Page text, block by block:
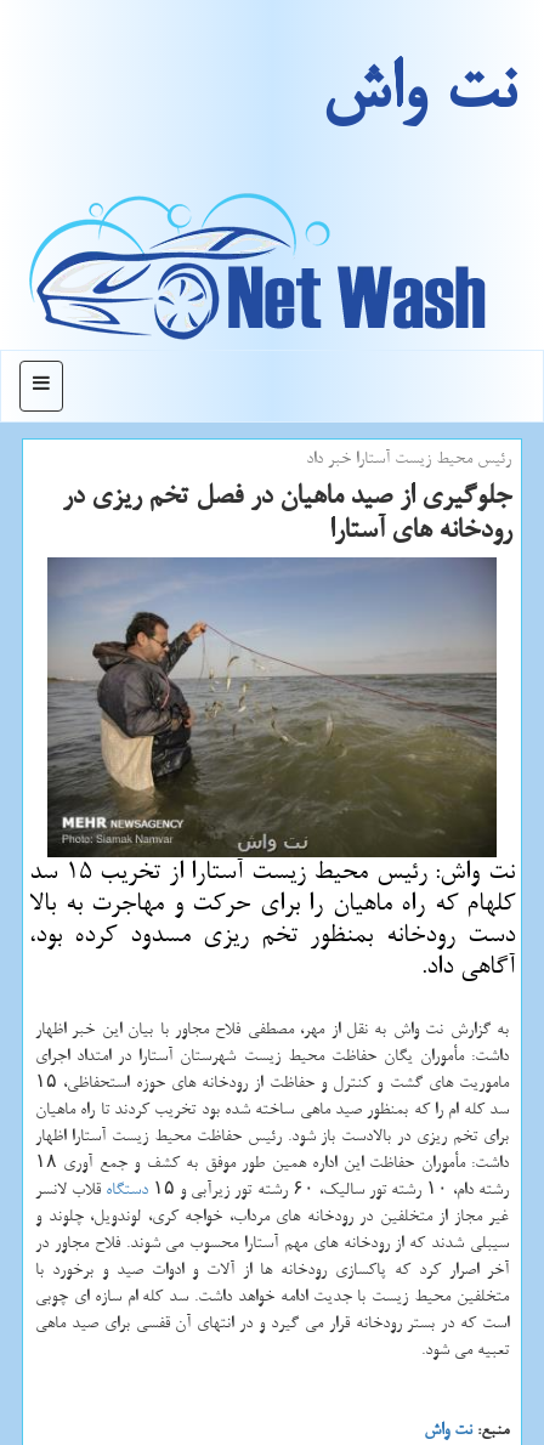
نت واش
منو
رئیس محیط زیست آستارا خبر داد
جلوگیری از صید ماهیان در فصل تخم ریزی در
رودخانه های آستارا
نت واش: رئیس محیط زیست آستارا از تخریب 15 سد
كلهام كه راه ماهیان را برای حركت و مهاجرت به بالا
دست رودخانه بمنظور تخم ریزی مسدود كرده بود،
آگاهی داد.
به گزارش نت واش به نقل از مهر، مصطفی فلاح مجاور با بیان این خبر اظهار
داشت: مأموران یگان حفاظت محیط زیست شهرستان آستارا در امتداد اجرای
ماموریت های گشت و كنترل و حفاظت از رودخانه های حوزه استحفاظی، ۱۵
سد كله ام را كه بمنظور صید ماهی ساخته شده بود تخریب كردند تا راه ماهیان
برای تخم ریزی در بالادست باز شود. رئیس حفاظت محیط زیست آستارا اظهار
داشت: مأموران حفاظت این اداره همین طور موفق به كشف و جمع آوری ۱۸
رشته دام، ۱۰ رشته تور سالیك، ۶۰ رشته تور زیرآبی و ۱۵
دستگاه قلاب لانسر
غیر مجاز از متخلفین در رودخانه های مرداب، خواجه كری، لوندویل، چلوند و
سیبلی شدند كه از رودخانه های مهم آستارا محسوب می شوند. فلاح مجاور در
آخر اصرار كرد كه پاكسازی رودخانه ها از آلات و ادوات صید و برخورد با
متخلفین محیط زیست با جدیت ادامه خواهد داشت. سد كله ام سازه ای چوبی
است كه در بستر رودخانه قرار می گیرد و در انتهای آن قفسی برای صید ماهی
تعبیه می شود.
منبع:نت واش